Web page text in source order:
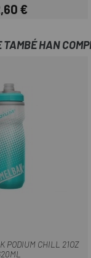
Preu
€
TAMBÉ HAN
PODIUM CHILL 21OZ